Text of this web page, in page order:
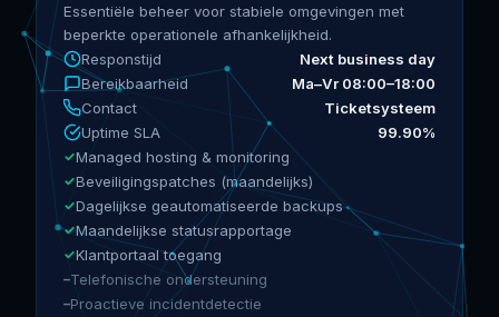
Essentiële beheer voor stabiele omgevingen met
beperkte operationele afhankelijkheid.
Responstijd
Next business day
Bereikbaarheid
Ma–Vr 08:00–18:00
Contact
Ticketsysteem
Uptime SLA
99.90%
Managed hosting & monitoring
Beveiligingspatches (maandelijks)
Dagelijkse geautomatiseerde backups
Maandelijkse statusrapportage
Klantportaal toegang
Telefonische ondersteuning
Proactieve incidentdetectie